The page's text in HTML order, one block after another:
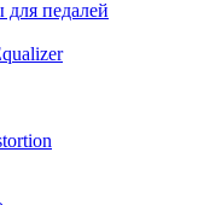
для педалей